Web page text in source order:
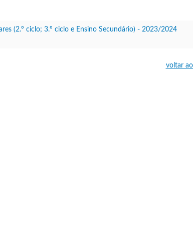
(2.º ciclo; 3.º ciclo e Ensino Secundário) - 2023/2024
voltar